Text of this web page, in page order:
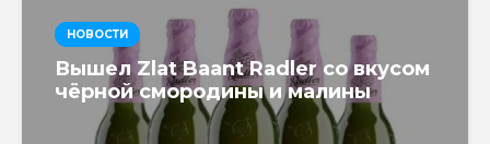
НОВОСТИ
Вышел Zlat Baant Radler со вкусом
чёрной смородины и малины